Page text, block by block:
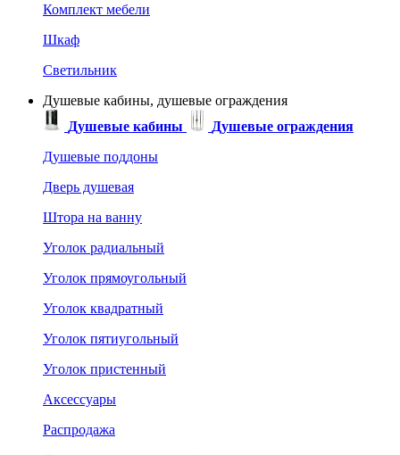
Комплект мебели
Шкаф
Светильник
Душевые кабины, душевые ограждения
Душевые кабины
Душевые ограждения
Душевые поддоны
Дверь душевая
Штора на ванну
Уголок радиальный
Уголок прямоугольный
Уголок квадратный
Уголок пятиугольный
Уголок пристенный
Аксессуары
Распродажа